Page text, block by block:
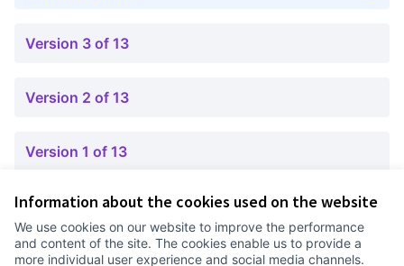
Information about the cookies used on the website
We use cookies on our website to improve the performance
and content of the site. The cookies enable us to provide a
more individual user experience and social media channels.
Version 3 of 13
Version 2 of 13
Version 1 of 13
Cookie settings
Comunitat Canòdrom at Facebook
(External link)
Comunitat Canòdrom at Instagram
(External link)
Comunitat Canòdrom at YouTube
(External link)
English
Triar la llenguaElegir el idiomaChoose language